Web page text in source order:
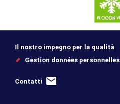
Il nostro impegno per la qualità
Gestion données personnelles
Contatti